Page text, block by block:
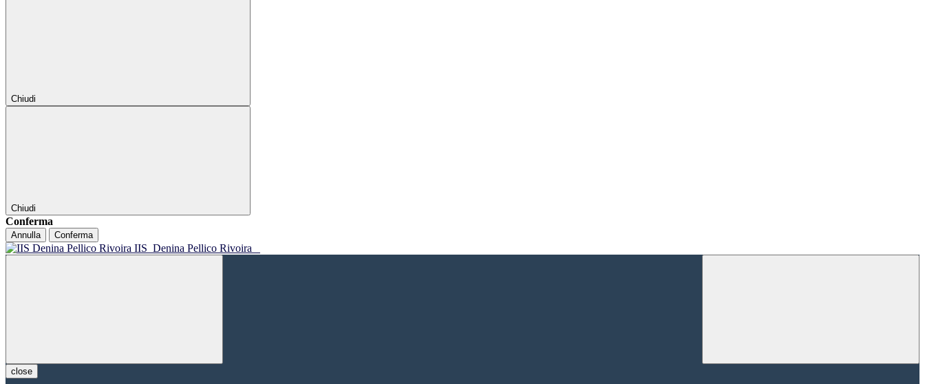
Chiudi
Chiudi
Conferma
Annulla Conferma
IIS Denina Pellico Rivoira
close